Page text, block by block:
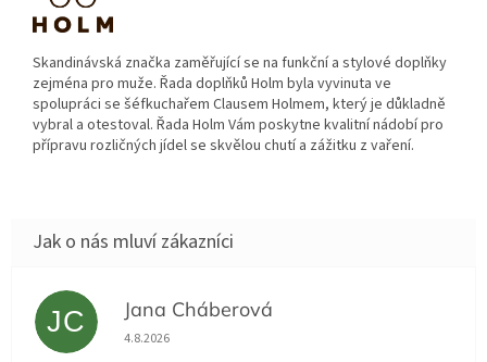
Skandinávská značka zaměřující se na funkční a stylové doplňky
zejména pro muže. Řada doplňků Holm byla vyvinuta ve
spolupráci se šéfkuchařem Clausem Holmem, který je důkladně
vybral a otestoval. Řada Holm Vám poskytne kvalitní nádobí pro
přípravu rozličných jídel se skvělou chutí a zážitku z vaření.
JC Jana Cháberová
Hodnocení obchodu je 5 z 5 hvězdiček.
4.8.2026